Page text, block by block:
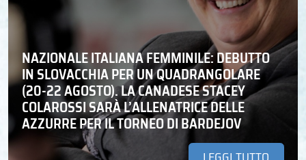
NAZIONALE ITALIANA FEMMINILE: DEBUTTO
IN SLOVACCHIA PER UN QUADRANGOLARE
(20-22 AGOSTO). LA CANADESE STACEY
COLAROSSI SARÀ L’ALLENATRICE DELLE
AZZURRE PER IL TORNEO DI BARDEJOV